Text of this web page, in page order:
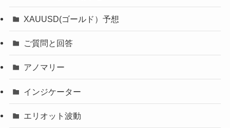
XAUUSD(ゴールド）予想
ご質問と回答
アノマリー
インジケーター
エリオット波動